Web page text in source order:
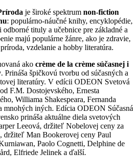
je široké spektrum non-fiction
: populárno-náučné knihy, encyklopédie,
tituly a učebnice pre základné a
majú populárne žánre, ako je zdravie,
vzdelanie a hobby literatúra.
ako crème de la crème súčasnej i
. Prináša špičkovú tvorbu od súčasných a
literatúry. V edícii ODEON Svetová
F.M. Dostojevského, Ernesta
Williama Shakespeara, Fernanda
mnohých iných. Edícia ODEON Súčasná
prináša aktuálne diela svetových
Leeová, držiteľ Nobelovej ceny za
držiteľ Man Bookerovej ceny Paul
Paolo Cognetti, Delphine de
Elfriede Jelinek a ďalší.